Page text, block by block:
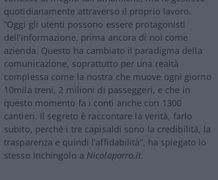
quotidianamente attraverso il proprio lavoro.
“Oggi gli utenti possono essere protagonisti
dell’informazione, prima ancora di noi come
azienda. Questo ha cambiato il paradigma della
comunicazione, soprattutto per una realtà
complessa come la nostra che muove ogni giorno
10mila treni, 2 milioni di passeggeri, e che in
questo momento fa i conti anche con 1300
cantieri. Il segreto è raccontare la verità, farlo
subito, perché i tre capisaldi sono la credibilità, la
trasparenza e quindi l’affidabilità”, ha spiegato lo
stesso Inchingolo a Nicolaporro.it.